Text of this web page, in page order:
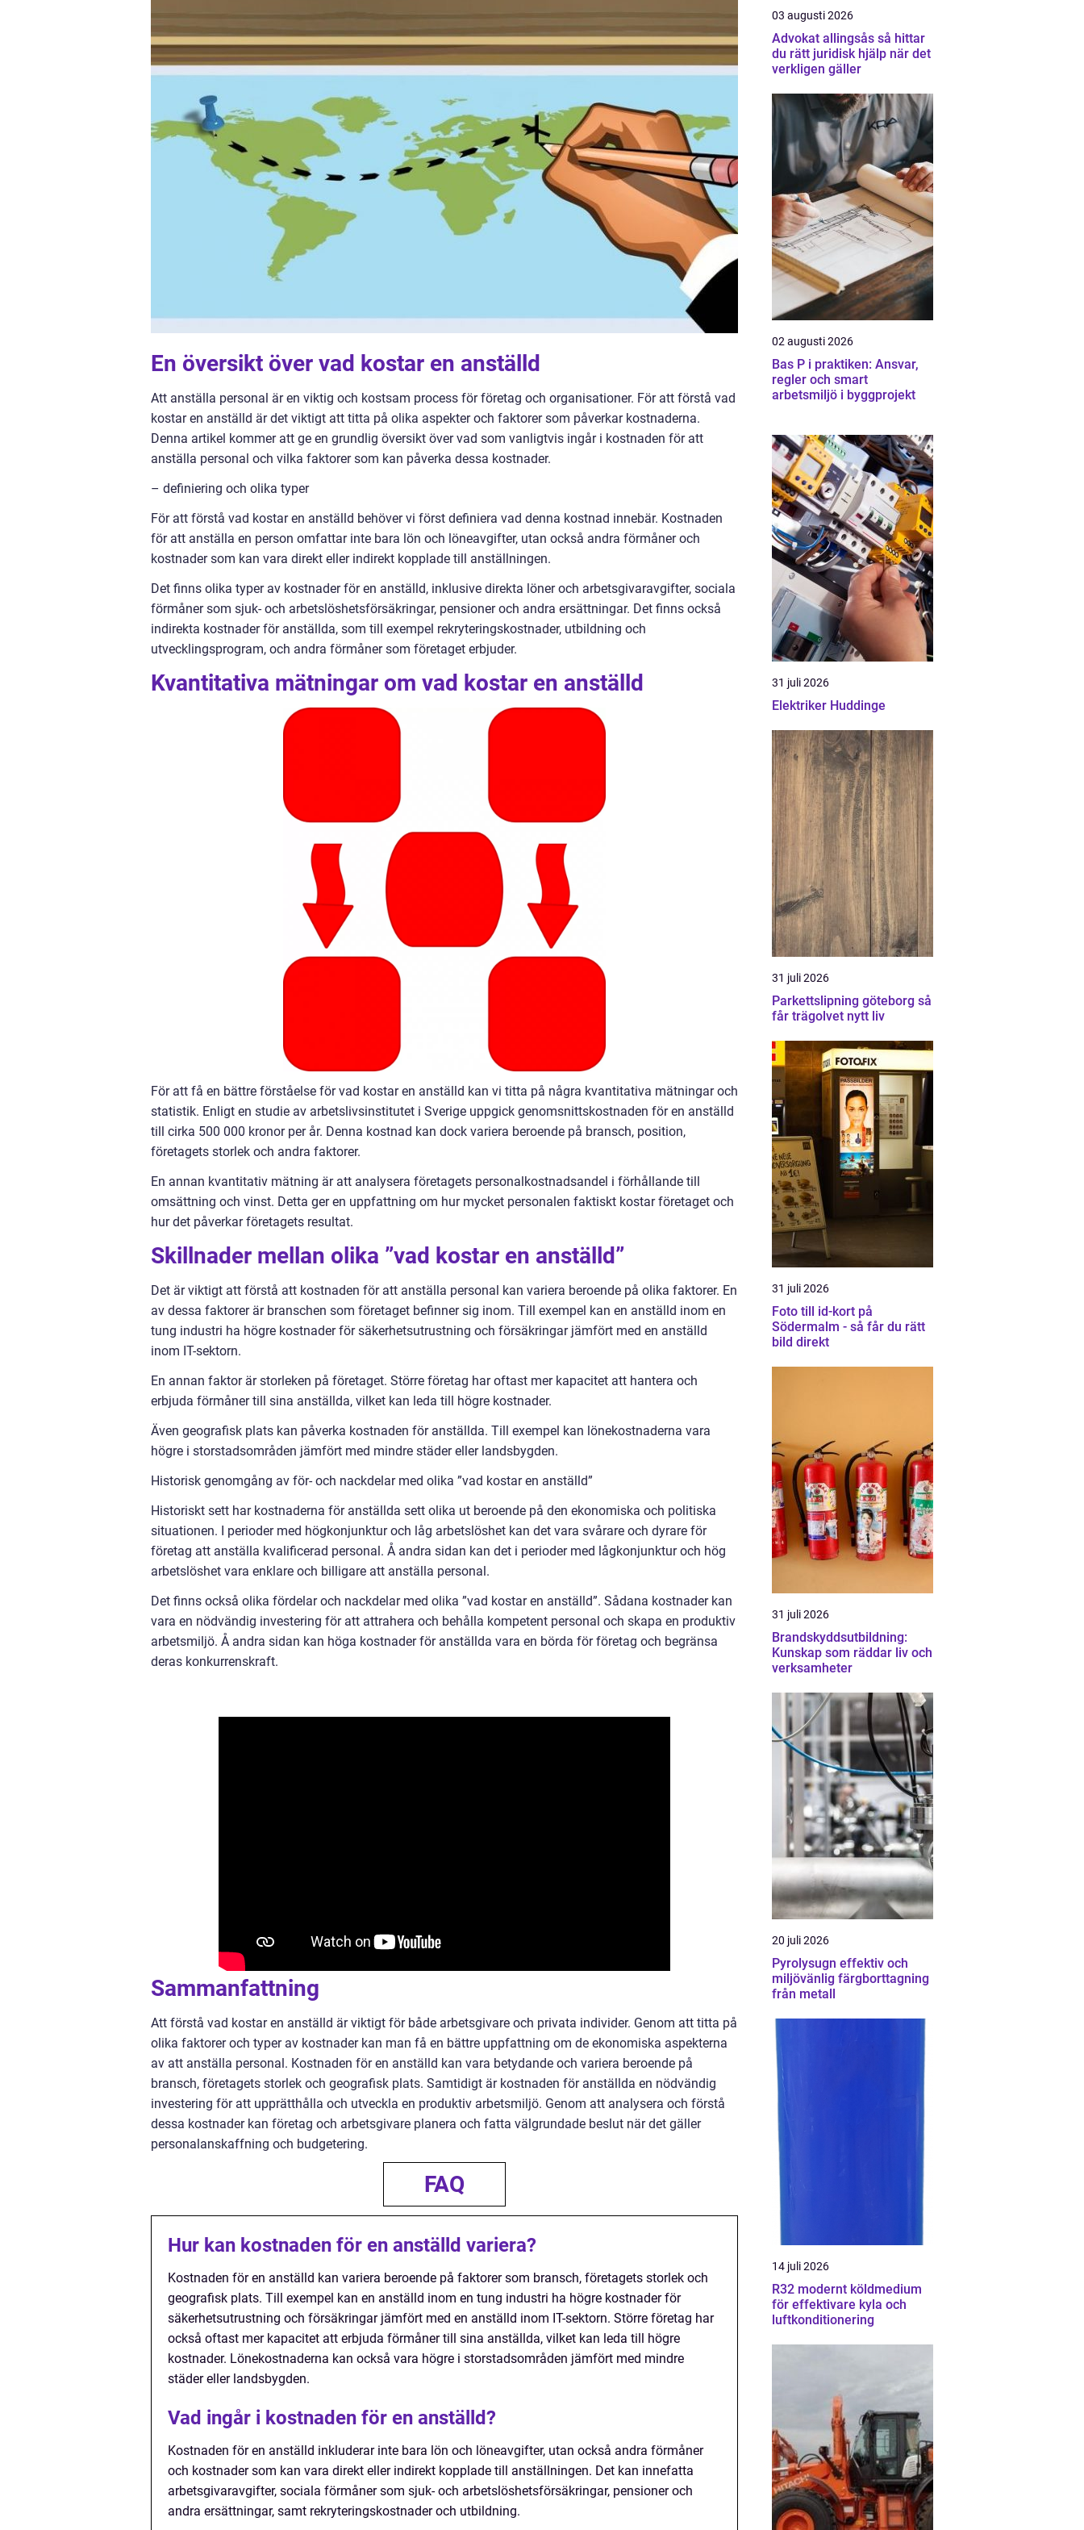
En översikt över vad kostar en anställd
Att anställa personal är en viktig och kostsam process för företag och organisationer. För att förstå vad
kostar en anställd är det viktigt att titta på olika aspekter och faktorer som påverkar kostnaderna.
Denna artikel kommer att ge en grundlig översikt över vad som vanligtvis ingår i kostnaden för att
anställa personal och vilka faktorer som kan påverka dessa kostnader.
– definiering och olika typer
För att förstå vad kostar en anställd behöver vi först definiera vad denna kostnad innebär. Kostnaden
för att anställa en person omfattar inte bara lön och löneavgifter, utan också andra förmåner och
kostnader som kan vara direkt eller indirekt kopplade till anställningen.
Det finns olika typer av kostnader för en anställd, inklusive direkta löner och arbetsgivaravgifter, sociala
förmåner som sjuk- och arbetslöshetsförsäkringar, pensioner och andra ersättningar. Det finns också
indirekta kostnader för anställda, som till exempel rekryteringskostnader, utbildning och
utvecklingsprogram, och andra förmåner som företaget erbjuder.
Kvantitativa mätningar om vad kostar en anställd
För att få en bättre förståelse för vad kostar en anställd kan vi titta på några kvantitativa mätningar och
statistik. Enligt en studie av arbetslivsinstitutet i Sverige uppgick genomsnittskostnaden för en anställd
till cirka 500 000 kronor per år. Denna kostnad kan dock variera beroende på bransch, position,
företagets storlek och andra faktorer.
En annan kvantitativ mätning är att analysera företagets personalkostnadsandel i förhållande till
omsättning och vinst. Detta ger en uppfattning om hur mycket personalen faktiskt kostar företaget och
hur det påverkar företagets resultat.
Skillnader mellan olika ”vad kostar en anställd”
Det är viktigt att förstå att kostnaden för att anställa personal kan variera beroende på olika faktorer. En
av dessa faktorer är branschen som företaget befinner sig inom. Till exempel kan en anställd inom en
tung industri ha högre kostnader för säkerhetsutrustning och försäkringar jämfört med en anställd
inom IT-sektorn.
En annan faktor är storleken på företaget. Större företag har oftast mer kapacitet att hantera och
erbjuda förmåner till sina anställda, vilket kan leda till högre kostnader.
Även geografisk plats kan påverka kostnaden för anställda. Till exempel kan lönekostnaderna vara
högre i storstadsområden jämfört med mindre städer eller landsbygden.
Historisk genomgång av för- och nackdelar med olika ”vad kostar en anställd”
Historiskt sett har kostnaderna för anställda sett olika ut beroende på den ekonomiska och politiska
situationen. I perioder med högkonjunktur och låg arbetslöshet kan det vara svårare och dyrare för
företag att anställa kvalificerad personal. Å andra sidan kan det i perioder med lågkonjunktur och hög
arbetslöshet vara enklare och billigare att anställa personal.
Det finns också olika fördelar och nackdelar med olika ”vad kostar en anställd”. Sådana kostnader kan
vara en nödvändig investering för att attrahera och behålla kompetent personal och skapa en produktiv
arbetsmiljö. Å andra sidan kan höga kostnader för anställda vara en börda för företag och begränsa
deras konkurrenskraft.
Sammanfattning
Att förstå vad kostar en anställd är viktigt för både arbetsgivare och privata individer. Genom att titta på
olika faktorer och typer av kostnader kan man få en bättre uppfattning om de ekonomiska aspekterna
av att anställa personal. Kostnaden för en anställd kan vara betydande och variera beroende på
bransch, företagets storlek och geografisk plats. Samtidigt är kostnaden för anställda en nödvändig
investering för att upprätthålla och utveckla en produktiv arbetsmiljö. Genom att analysera och förstå
dessa kostnader kan företag och arbetsgivare planera och fatta välgrundade beslut när det gäller
personalanskaffning och budgetering.
FAQ
Hur kan kostnaden för en anställd variera?
Kostnaden för en anställd kan variera beroende på faktorer som bransch, företagets storlek och
geografisk plats. Till exempel kan en anställd inom en tung industri ha högre kostnader för
säkerhetsutrustning och försäkringar jämfört med en anställd inom IT-sektorn. Större företag har
också oftast mer kapacitet att erbjuda förmåner till sina anställda, vilket kan leda till högre
kostnader. Lönekostnaderna kan också vara högre i storstadsområden jämfört med mindre
städer eller landsbygden.
Vad ingår i kostnaden för en anställd?
Kostnaden för en anställd inkluderar inte bara lön och löneavgifter, utan också andra förmåner
och kostnader som kan vara direkt eller indirekt kopplade till anställningen. Det kan innefatta
arbetsgivaravgifter, sociala förmåner som sjuk- och arbetslöshetsförsäkringar, pensioner och
andra ersättningar, samt rekryteringskostnader och utbildning.
03 augusti 2026
Advokat allingsås så hittar
du rätt juridisk hjälp när det
verkligen gäller
02 augusti 2026
Bas P i praktiken: Ansvar,
regler och smart
arbetsmiljö i byggprojekt
31 juli 2026
Elektriker Huddinge
31 juli 2026
Parkettslipning göteborg så
får trägolvet nytt liv
31 juli 2026
Foto till id-kort på
Södermalm - så får du rätt
bild direkt
31 juli 2026
Brandskyddsutbildning:
Kunskap som räddar liv och
verksamheter
20 juli 2026
Pyrolysugn effektiv och
miljövänlig färgborttagning
från metall
14 juli 2026
R32 modernt köldmedium
för effektivare kyla och
luftkonditionering